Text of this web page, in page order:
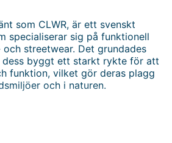
som CLWR, är ett svenskt
specialiserar sig på funktionell
streetwear. Det grundades
dess byggt ett starkt rykte för att
funktion, vilket gör deras plagg
och i naturen.
Visionen